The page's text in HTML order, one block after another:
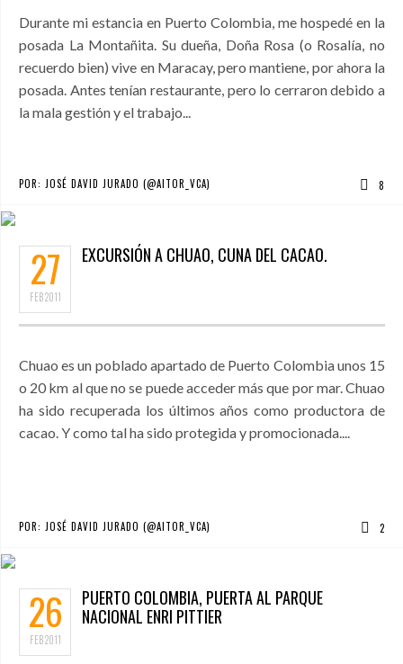
Durante mi estancia en Puerto Colombia, me hospedé en la
posada La Montañita. Su dueña, Doña Rosa (o Rosalía, no
recuerdo bien) vive en Maracay, pero mantiene, por ahora la
posada. Antes tenían restaurante, pero lo cerraron debido a
la mala gestión y el trabajo...
POR: JOSÉ DAVID JURADO (@AITOR_VCA) 8
27
FEB2011
EXCURSIÓN A CHUAO, CUNA DEL CACAO.
Chuao es un poblado apartado de Puerto Colombia unos 15
o 20 km al que no se puede acceder más que por mar. Chuao
ha sido recuperada los últimos años como productora de
cacao. Y como tal ha sido protegida y promocionada....
POR: JOSÉ DAVID JURADO (@AITOR_VCA) 2
26
FEB2011
PUERTO COLOMBIA, PUERTA AL PARQUE
NACIONAL ENRI PITTIER